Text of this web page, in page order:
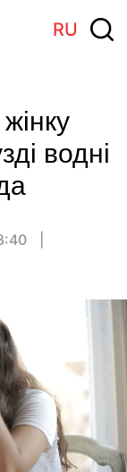
RU
водні